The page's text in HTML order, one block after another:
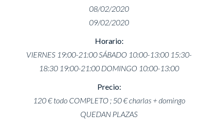
08/02/2020
09/02/2020
Horario:
VIERNES 19:00-21:00 SÁBADO 10:00-13:00 15:30-
18:30 19:00-21:00 DOMINGO 10:00-13:00
Precio:
120 € todo COMPLETO ; 50 € charlas + domingo
QUEDAN PLAZAS